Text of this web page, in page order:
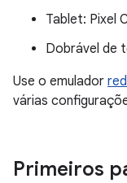
Tablet: Pixel
Dobrável de
Use o emulador
várias
Primeiros